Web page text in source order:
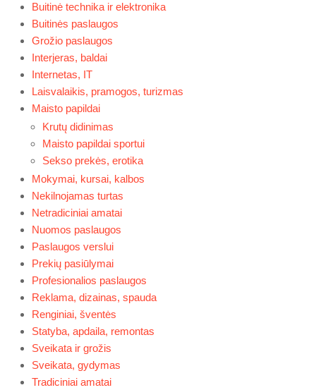
Buitinė technika ir elektronika
Buitinės paslaugos
Grožio paslaugos
Interjeras, baldai
Internetas, IT
Laisvalaikis, pramogos, turizmas
Maisto papildai
Krutų didinimas
Maisto papildai sportui
Sekso prekės, erotika
Mokymai, kursai, kalbos
Nekilnojamas turtas
Netradiciniai amatai
Nuomos paslaugos
Paslaugos verslui
Prekių pasiūlymai
Profesionalios paslaugos
Reklama, dizainas, spauda
Renginiai, šventės
Statyba, apdaila, remontas
Sveikata ir grožis
Sveikata, gydymas
Tradiciniai amatai